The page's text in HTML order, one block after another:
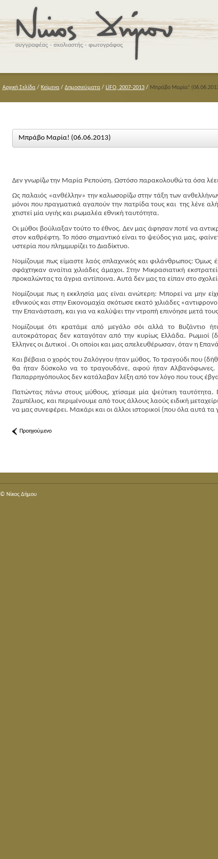
Αρχική Σελίδα / Κείμενα / Δημοσιεύματα / LiFO, 2007-2013 / Μπράβο Μαρία!
Μπράβο Μαρία! (06.06.2013)
Δεν γνωρίζω την Μαρία Ρεπούση. Ωστόσο παρακολουθώ τα όσα
Ως παλαιός «ανθέλλην» την καλωσορίζω στην τάξη των
μόνοι που πραγματικά αγαπούν την πατρίδα τους και της λένε
χτιστεί μία υγιής και ρωμαλέα εθνική ταυτότητα.
Οι μύθοι βούλιαξαν τούτο το έθνος. Δεν μας άφησαν ποτέ να
στον καθρέφτη. Το πόσο σημαντικό είναι το ψεύδος για μας,
υστερία που πλημμυρίζει το Διαδίκτυο.
Νομίζουμε πως είμαστε λαός σπλαχνικός και φιλάνθρωπος: Όμως
σφάχτηκαν αναίτια χιλιάδες άμαχοι. Στην Μικρασιατική
προκαλώντας τα άγρια αντίποινα. Αυτά δεν μας τα είπαν στο
Νομίζουμε πως η εκκλησία μας είναι ανώτερη: Μπορεί να μην
εθνικούς και στην Εικονομαχία σκότωσε εκατό χιλιάδες
την Επανάσταση, και για να καλύψει την ντροπή επινόησε μετά
Νομίζουμε ότι κρατάμε από μεγάλο σόι αλλά το Βυζάντιο
αυτοκράτορας δεν καταγόταν από την κυρίως Ελλάδα. Ρωμιοί
Έλληνες οι Δυτικοί . Οι οποίοι και μας απελευθέρωσαν, όταν η
Και βέβαια ο χορός του Ζαλόγγου ήταν μύθος. Το τραγούδι που
θα ήταν δύσκολο να το τραγουδάνε, αφού ήταν
Παπαρρηγόπουλος δεν κατάλαβαν λέξη από τον λόγο που τους
Πατώντας πάνω στους μύθους, χτίσαμε μία ψεύτικη
Ζαμπέλιος, και περιμένουμε από τους άλλους λαούς ειδική
να μας συνεφέρει. Μακάρι και οι άλλοι ιστορικοί (που όλα αυτά
Προηγούμενο
© Nίκος Δήμου